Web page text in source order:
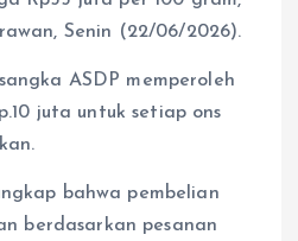
Senin (22/06/2026).
ASDP memperoleh
juta untuk setiap ons
bahwa pembelian
berdasarkan pesanan